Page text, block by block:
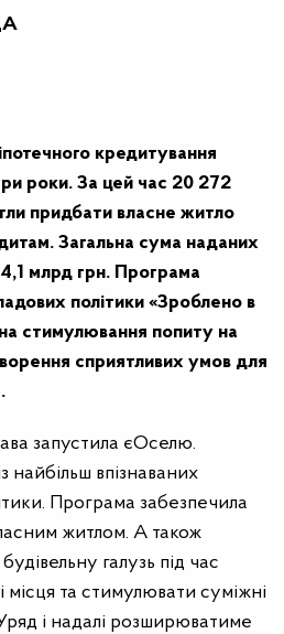
кредитування
роки. За цей час 20 272
придбати власне житло
Загальна сума наданих
млрд грн. Програма
політики «Зроблено в
стимулювання попиту на
сприятливих умов для
запустила єОселю.
найбільш впізнаваних
Програма забезпечила
житлом. А також
галузь під час
місця та стимулювати суміжні
і надалі розширюватиме